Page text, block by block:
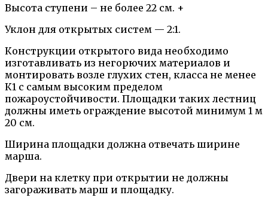
Высота ступени – не более 22 см. +
Уклон для открытых систем — 2:1.
Конструкции открытого вида необходимо
изготавливать из негорючих материалов и
монтировать возле глухих стен, класса не менее
К1 с самым высоким пределом
пожароустойчивости. Площадки таких лестниц
должны иметь ограждение высотой минимум 1 м
20 см.
Ширина площадки должна отвечать ширине
марша.
Двери на клетку при открытии не должны
загораживать марш и площадку.